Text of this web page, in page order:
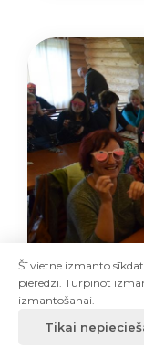
Šī vietne izmanto
pieredzi. Turpinot
izmantošanai.
Tikai